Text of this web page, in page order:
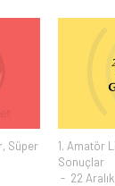
, Süper
1. Amatör
Sonuçlar
22